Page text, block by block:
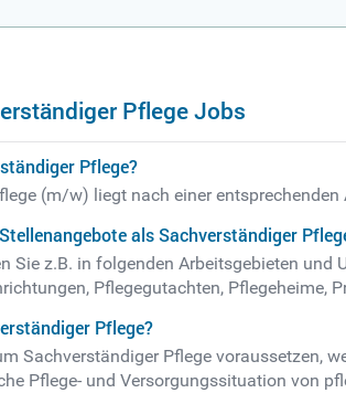
Pflege Jobs
Pflege?
(m/w) liegt nach einer
als Sachverständiger
Sie z.B. in folgenden Arbeitsgebieten
Pflegegutachten, Pflegeheime,
Pflege?
Sachverständiger Pflege voraussetzen,
Pflege- und Versorgungssituation von